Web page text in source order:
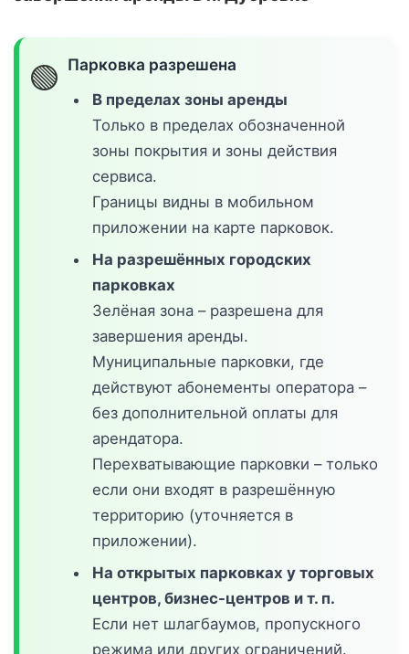
🟢 Парковка разрешена
В пределах зоны аренды
Только в пределах обозначенной
зоны покрытия и зоны действия
сервиса.
Границы видны в мобильном
приложении на карте парковок.
На разрешённых городских
парковках
Зелёная зона – разрешена для
завершения аренды.
Муниципальные парковки, где
действуют абонементы оператора –
без дополнительной оплаты для
арендатора.
Перехватывающие парковки – только
если они входят в разрешённую
территорию (уточняется в
приложении).
На открытых парковках у торговых
центров, бизнес-центров и т. п.
Если нет шлагбаумов, пропускного
режима или других ограничений.